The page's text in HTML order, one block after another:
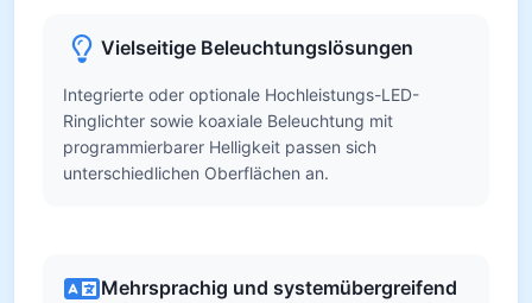
Vielseitige Beleuchtungslösungen
Integrierte oder optionale Hochleistungs-LED-
Ringlichter sowie koaxiale Beleuchtung mit
programmierbarer Helligkeit passen sich
unterschiedlichen Oberflächen an.
Mehrsprachig und systemübergreifend